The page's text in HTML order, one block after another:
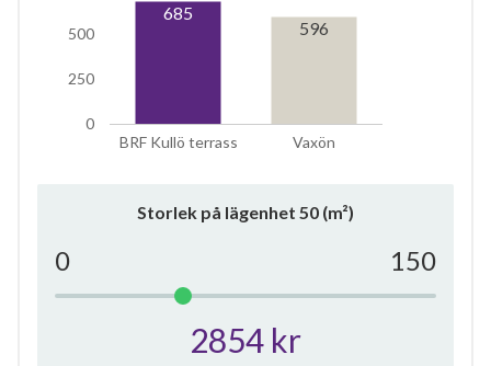
BRF Kullö terrass Vaxön
0
250
500
685
596
Storlek på lägenhet 50 (m²)
0 150
2854 kr